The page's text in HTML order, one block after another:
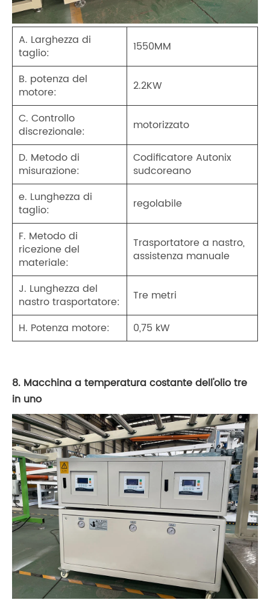
A. Larghezza di
taglio:
1550MM
B. potenza del
motore:
2.2KW
C. Controllo
discrezionale:
motorizzato
D. Metodo di
misurazione:
Codificatore Autonix
sudcoreano
e. Lunghezza di
taglio:
regolabile
F. Metodo di
ricezione del
materiale:
Trasportatore a nastro,
assistenza manuale
J. Lunghezza del
nastro trasportatore:
Tre metri
H. Potenza motore: 0,75 kW
8. Macchina a temperatura costante dell'olio tre
in uno